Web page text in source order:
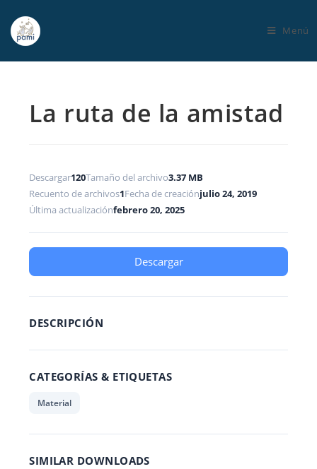
Menú
La ruta de la amistad
Descargar120Tamaño del archivo3.37 MB
Recuento de archivos1Fecha de creaciónjulio 24, 2019
Última actualizaciónfebrero 20, 2025
Descargar
DESCRIPCIÓN
CATEGORÍAS & ETIQUETAS
Material
SIMILAR DOWNLOADS